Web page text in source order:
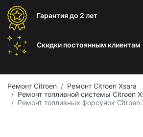
Гарантиядо 2 лет
Скидки постоянным клиентам
Ремонт Citroen
Ремонт Citroen Xsara
Ремонт топливной системы Citroen
Ремонт топливных форсунок Citroen